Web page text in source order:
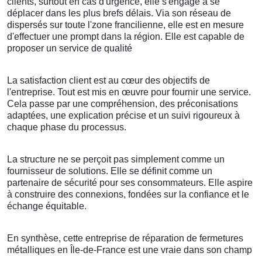
déplacer dans les plus brefs délais. Via son réseau de
dispersés sur toute l'zone francilienne, elle est en mesure
d'effectuer une prompt dans la région. Elle est capable de
proposer un service de qualité
La satisfaction client est au cœur des objectifs de
l'entreprise. Tout est mis en œuvre pour fournir une service.
Cela passe par une compréhension, des préconisations
adaptées, une explication précise et un suivi rigoureux à
chaque phase du processus.
La structure ne se perçoit pas simplement comme un
fournisseur de solutions. Elle se définit comme un
partenaire de sécurité pour ses consommateurs. Elle aspire
à construire des connexions, fondées sur la confiance et le
échange équitable.
En synthèse, cette entreprise de réparation de fermetures
métalliques en Île-de-France est une vraie dans son champ